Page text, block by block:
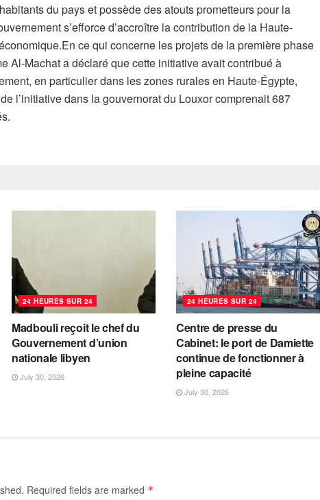
du pays et possède des atouts prometteurs pour la
s’efforce d’accroître la contribution de la Haute-
ce qui concerne les projets de la première phase
Al-Machat a déclaré que cette initiative avait contribué à
en particulier dans les zones rurales en Haute-Égypte,
l’initiative dans la gouvernorat du Louxor comprenait 687
24 HEURES SUR 24
Madbouli reçoit le chef du
Gouvernement d’union
nationale libyen
July 30, 2026
24 HEURES SUR 24
Centre de presse du
Cabinet: le port de Damiette
continue de fonctionner à
pleine capacité
July 30, 2026
Required fields are marked *